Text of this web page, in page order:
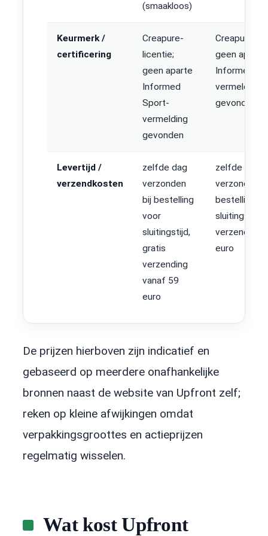
(smaakloos)
Keurmerk /
certificering
Creapure-
licentie;
geen aparte
Informed
Sport-
vermelding
gevonden
Creapure-
geen aparte
Informed
vermelding
gevonden
Levertijd /
verzendkosten
zelfde dag
verzonden
bij bestelling
voor
sluitingstijd,
gratis
verzending
vanaf 59
euro
zelfde dag
verzonden
bestelling
sluitingstijd,
verzending
euro
De prijzen hierboven zijn indicatief en
gebaseerd op meerdere onafhankelijke
bronnen naast de website van Upfront zelf;
reken op kleine afwijkingen omdat
verpakkingsgroottes en actieprijzen
regelmatig wisselen.
Wat kost Upfront